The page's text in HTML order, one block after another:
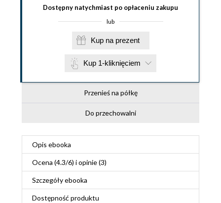
Dostępny natychmiast po opłaceniu zakupu
lub
Kup na prezent
Kup 1-kliknięciem
Przenieś na półkę
Do przechowalni
Opis ebooka
Ocena (4.3/6) i opinie (3)
Szczegółyebooka
Dostępność produktu